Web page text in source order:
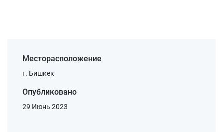
Месторасположение
г. Бишкек
Опубликовано
29 Июнь 2023